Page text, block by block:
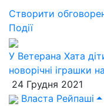
Створити
Події
У Ветерана Хата
новорічні іграшки
24 Грудня 2021
Власта Рейпаші